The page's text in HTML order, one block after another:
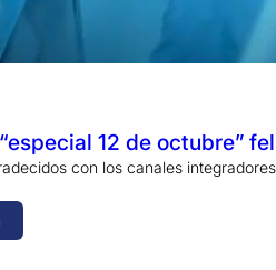
12 de octubre”
con los canales